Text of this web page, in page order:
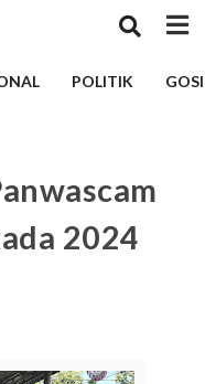
POLITIK
2024